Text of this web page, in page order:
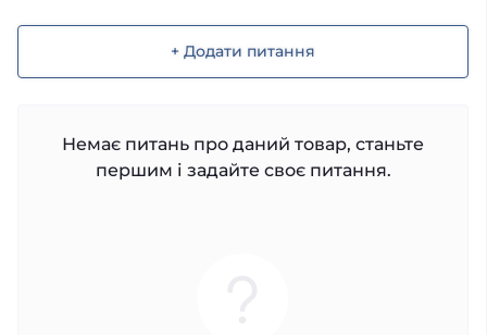
+ Додати питання
Немає питань про даний товар, станьте
першим і задайте своє питання.